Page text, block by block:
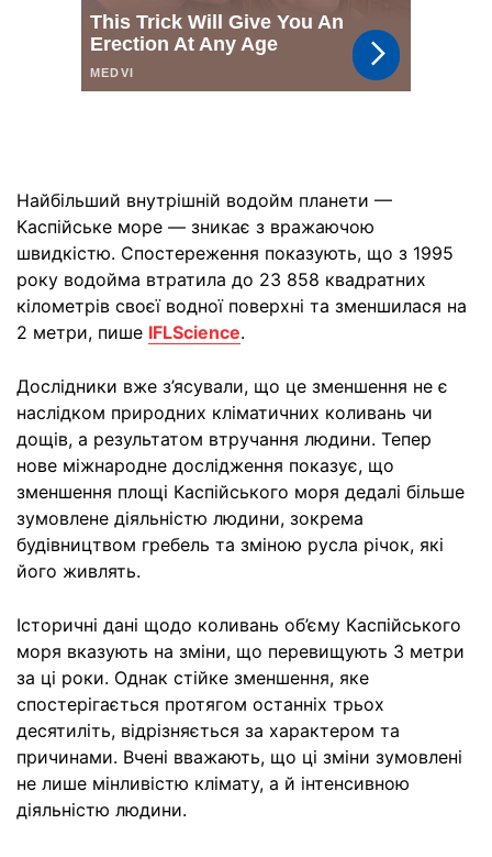
Найбільший внутрішній водойм планети —
Каспійське море — зникає з вражаючою
швидкістю. Спостереження показують, що з 1995
року водойма втратила до 23 858 квадратних
кілометрів своєї водної поверхні та зменшилася на
2 метри, пише IFLScience.
Дослідники вже з’ясували, що це зменшення не є
наслідком природних кліматичних коливань чи
дощів, а результатом втручання людини. Тепер
нове міжнародне дослідження показує, що
зменшення площі Каспійського моря дедалі більше
зумовлене діяльністю людини, зокрема
будівництвом гребель та зміною русла річок, які
його живлять.
Історичні дані щодо коливань об’єму Каспійського
моря вказують на зміни, що перевищують 3 метри
за ці роки. Однак стійке зменшення, яке
спостерігається протягом останніх трьох
десятиліть, відрізняється за характером та
причинами. Вчені вважають, що ці зміни зумовлені
не лише мінливістю клімату, а й інтенсивною
діяльністю людини.